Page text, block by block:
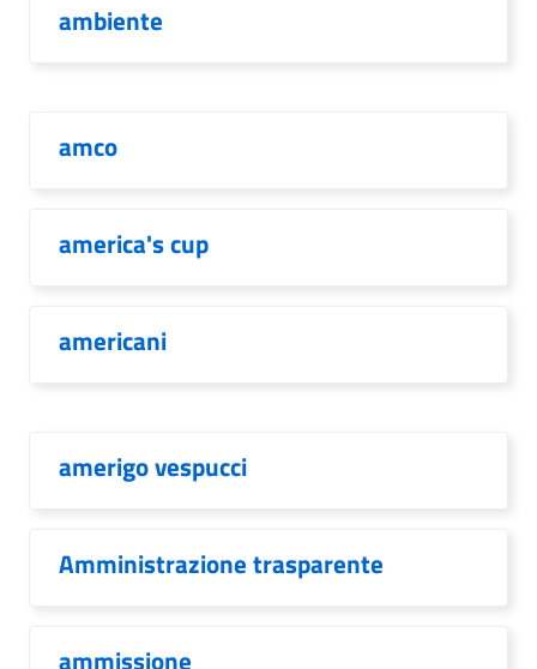
ambiente
amco
america's cup
americani
amerigo vespucci
Amministrazione trasparente
ammissione